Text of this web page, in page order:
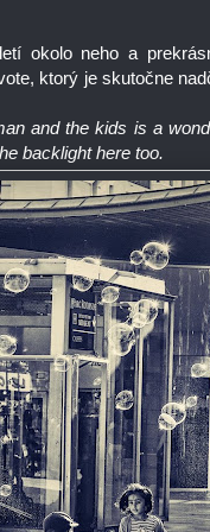
okolo neho a
ktorý je skutočne
and the kids is a
backlight here too.